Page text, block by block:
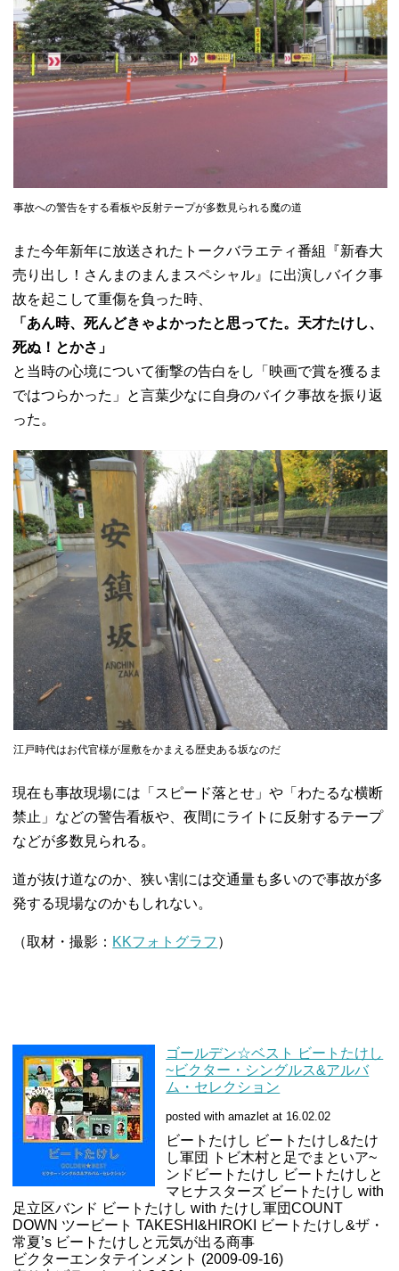
事故への警告をする看板や反射テープが多数見られる魔の道
また今年新年に放送されたトークバラエティ番組『新春大
売り出し！さんまのまんまスペシャル』に出演しバイク事
故を起こして重傷を負った時、
「あん時、死んどきゃよかったと思ってた。天才たけし、
死ぬ！とかさ」
と当時の心境について衝撃の告白をし「映画で賞を獲るま
ではつらかった」と言葉少なに自身のバイク事故を振り返
った。
江戸時代はお代官様が屋敷をかまえる歴史ある坂なのだ
現在も事故現場には「スピード落とせ」や「わたるな横断
禁止」などの警告看板や、夜間にライトに反射するテープ
などが多数見られる。
道が抜け道なのか、狭い割には交通量も多いので事故が多
発する現場なのかもしれない。
（取材・撮影： KKフォトグラフ ）
ゴールデン☆ベスト ビートたけし
~ビクター・シングルス&アルバ
ム・セレクション
posted with amazlet at 16.02.02
ビートたけし ビートたけし&たけ
し軍団 トビ木村と足でまといア~
ンドビートたけし ビートたけしと
マヒナスターズ ビートたけし with
足立区バンド ビートたけし with たけし軍団COUNT
DOWN ツービート TAKESHI&HIROKI ビートたけし&ザ・
常夏’s ビートたけしと元気が出る商事
ビクターエンタテインメント (2009-09-16)